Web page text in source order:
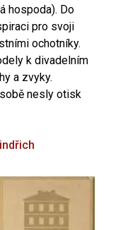
hospoda). Do
pro svoji
ochotníky.
k divadelním
a zvyky.
nesly otisk